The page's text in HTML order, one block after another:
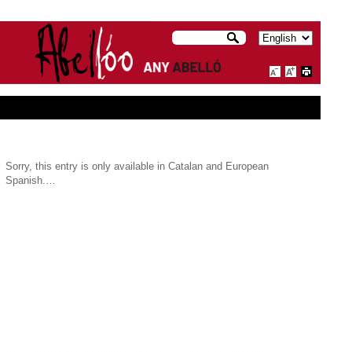
Sorry, this entry is only available in Catalan and European
Spanish.…